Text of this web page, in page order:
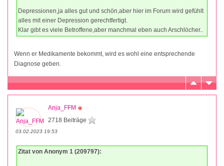
Depressionen,ja alles gut und schön,aber hier im Forum wird gefühlt
alles mit einer Depression gerechtfertigt.
Klar gibt es viele Betroffene,aber manchmal eben auch Arschlöcher..
Wenn er Medikamente bekommt, wird es wohl eine entsprechende
Diagnose geben.
Anja_FFM
2718 Beiträge
03.02.2023 19:53
Zitat von Anonym 1 (209797):